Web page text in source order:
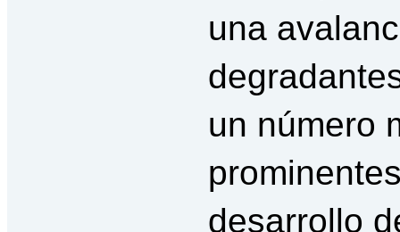
una
un número
desarrollo